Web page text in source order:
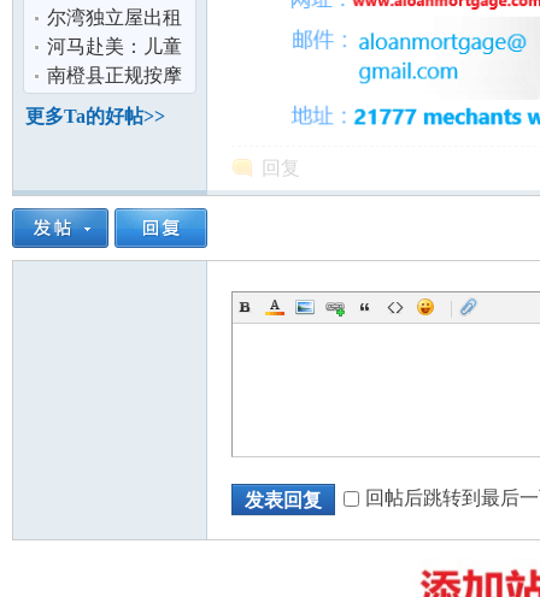
佳医生荣誉
生
尔湾独立屋出租
6/7-8/16
河马赴美：儿童
赴美签证材料明
细
南橙县正规按摩
店招全职女按摩
更多Ta的好帖>>
回复
|
发表回复 回帖后跳转到最后